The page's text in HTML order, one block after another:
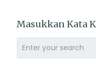
Masukkan Kata